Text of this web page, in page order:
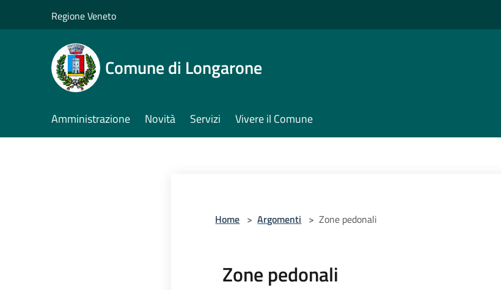
Regione Veneto
Comune di Longarone
Amministrazione Novità Servizi Vivere il Comune
Home > Argomenti > Zone pedonali
Zone pedonali